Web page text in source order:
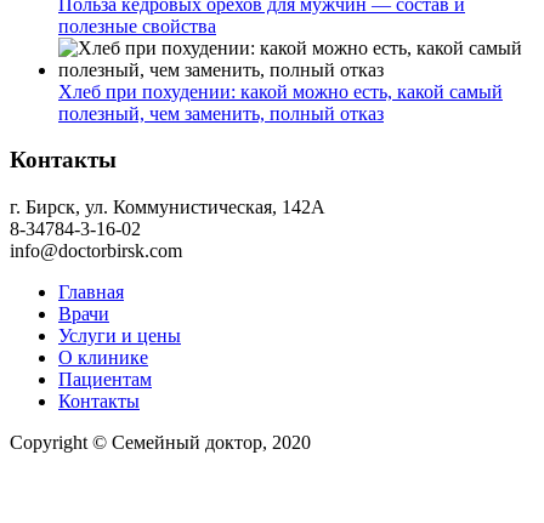
полезные свойства
Хлеб при похудении: какой можно есть, какой самый
полезный, чем заменить, полный отказ
Контакты
г. Бирск, ул. Коммунистическая, 142А
8-34784-3-16-02
info@doctorbirsk.com
Главная
Врачи
Услуги и цены
О клинике
Пациентам
Контакты
Copyright © Семейный доктор, 2020